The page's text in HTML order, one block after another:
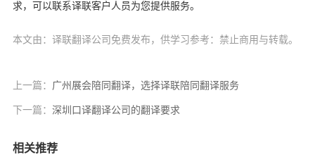
求，可以联系译联客户人员为您提供服务。
本文由：译联翻译公司免费发布，供学习参考：禁止商用与转载。
上一篇： 广州展会陪同翻译，选择译联陪同翻译服务
下一篇： 深圳口译翻译公司的翻译要求
相关推荐